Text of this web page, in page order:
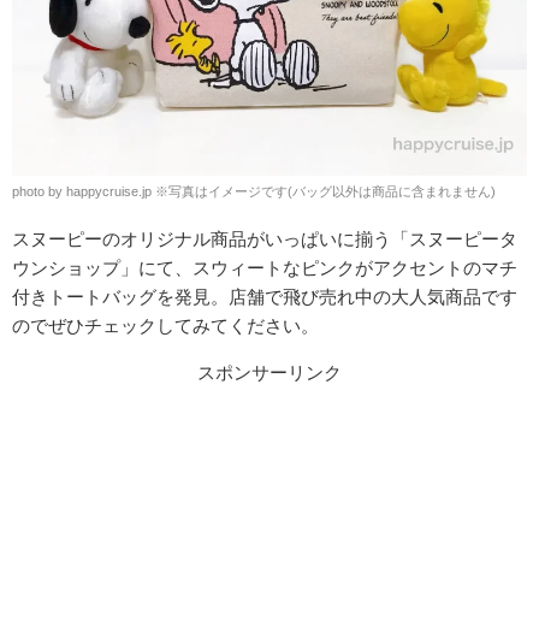
photo by happycruise.jp ※写真はイメージです(バッグ以外は商品に含まれません)
スヌーピーのオリジナル商品がいっぱいに揃う「スヌーピータ
ウンショップ」にて、スウィートなピンクがアクセントのマチ
付きトートバッグを発見。店舗で飛び売れ中の大人気商品です
のでぜひチェックしてみてください。
スポンサーリンク